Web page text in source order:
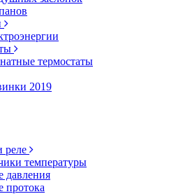
термостаты
2019
реле
температуры
давления
протока